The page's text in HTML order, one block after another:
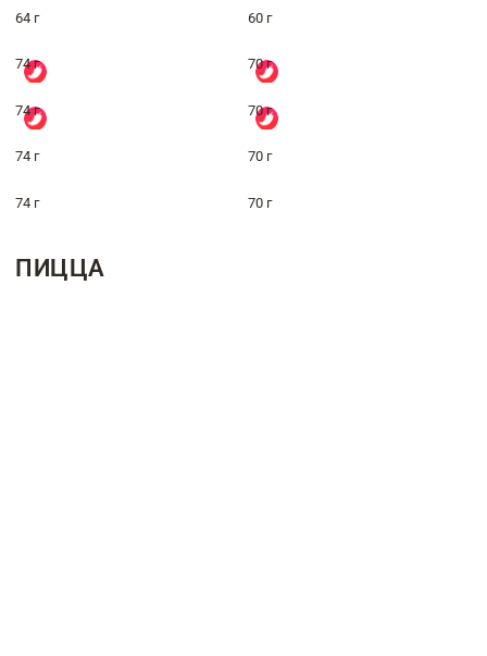
64 г 60 г
74 г 70 г
74 г 70 г
74 г 70 г
74 г 70 г
ПИЦЦА